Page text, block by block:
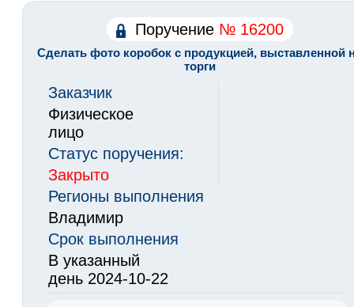
Поручение № 16200
Сделать фото коробок с продукцией, выставленной
торги
Заказчик
Физическое
лицо
Статус поручения:
Закрыто
Регионы выполнения
Владимир
Срок выполнения
В указанный
день 2024-10-22